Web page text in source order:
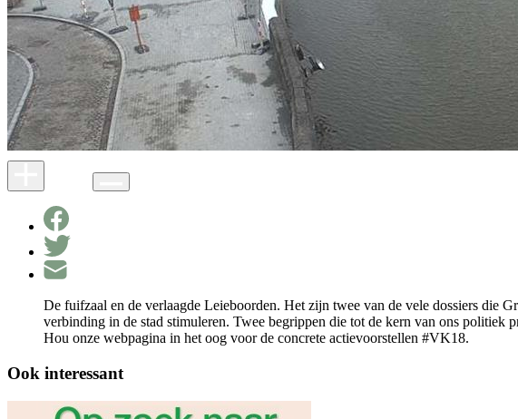
De fuifzaal en de verlaagde Leieboorden. Het zijn twee van de vele dossiers die
verbinding in de stad stimuleren. Twee begrippen die tot de kern van ons politiek
Hou onze webpagina in het oog voor de concrete actievoorstellen #VK18.
Ook interessant